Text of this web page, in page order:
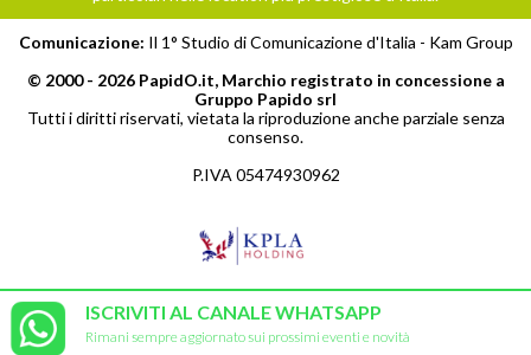
ISCRIVITI AL CANALE WHATSAPP
Rimani sempre aggiornato sui prossimi eventi e novità
Comunicazione: Il 1° Studio di Comunicazione d'Italia - Kam Group
© 2000 - 2026 PapidO.it, Marchio registrato in concessione a
Gruppo Papido srl
Tutti i diritti riservati, vietata la riproduzione anche parziale senza
consenso.
P.IVA 05474930962